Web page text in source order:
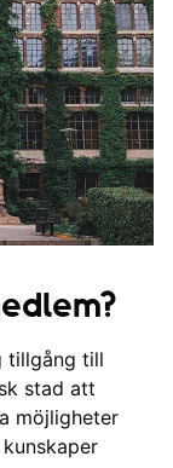
tillgång till
stad att
möjligheter